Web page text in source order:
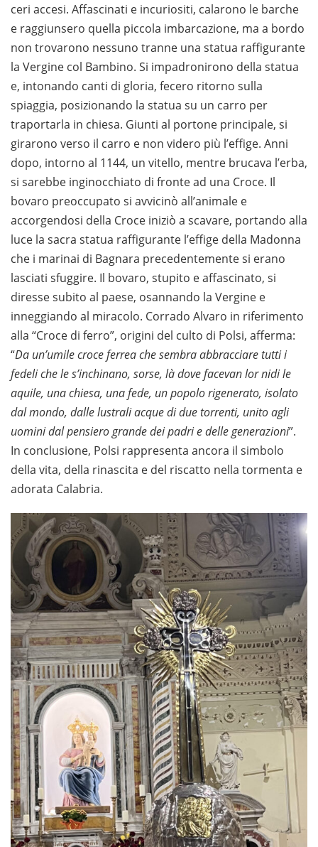
ceri accesi. Affascinati e incuriositi, calarono le barche
e raggiunsero quella piccola imbarcazione, ma a bordo
non trovarono nessuno tranne una statua raffigurante
la Vergine col Bambino. Si impadronirono della statua
e, intonando canti di gloria, fecero ritorno sulla
spiaggia, posizionando la statua su un carro per
traportarla in chiesa. Giunti al portone principale, si
girarono verso il carro e non videro più l’effige. Anni
dopo, intorno al 1144, un vitello, mentre brucava l’erba,
si sarebbe inginocchiato di fronte ad una Croce. Il
bovaro preoccupato si avvicinò all’animale e
accorgendosi della Croce iniziò a scavare, portando alla
luce la sacra statua raffigurante l’effige della Madonna
che i marinai di Bagnara precedentemente si erano
lasciati sfuggire. Il bovaro, stupito e affascinato, si
diresse subito al paese, osannando la Vergine e
inneggiando al miracolo. Corrado Alvaro in riferimento
alla “Croce di ferro”, origini del culto di Polsi, afferma:
“Da un’umile croce ferrea che sembra abbracciare tutti i
fedeli che le s’inchinano, sorse, là dove facevan lor nidi le
aquile, una chiesa, una fede, un popolo rigenerato, isolato
dal mondo, dalle lustrali acque di due torrenti, unito agli
uomini dal pensiero grande dei padri e delle generazioni”.
In conclusione, Polsi rappresenta ancora il simbolo
della vita, della rinascita e del riscatto nella tormenta e
adorata Calabria.